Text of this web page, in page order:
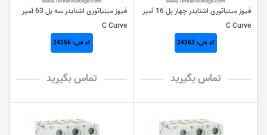
فیوز مینیاتوری اشنایدر چهار پل 16 آمپر
C Curve
کد فنی: 24363
تماس بگیرید
فیوز مینیاتوری اشنایدر سه پل 63 آمپر
C Curve
کد فنی: 24356
تماس بگیرید